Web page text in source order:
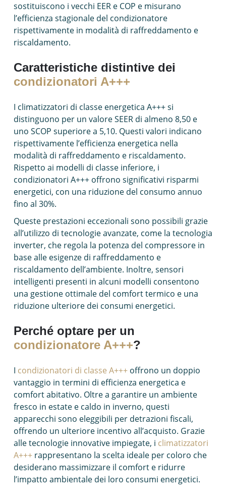
sostituiscono i vecchi EER e COP e misurano
l’efficienza stagionale del condizionatore
rispettivamente in modalità di raffreddamento e
riscaldamento.
Caratteristiche distintive dei
condizionatori A+++
I climatizzatori di classe energetica A+++ si
distinguono per un valore SEER di almeno 8,50 e
uno SCOP superiore a 5,10. Questi valori indicano
rispettivamente l’efficienza energetica nella
modalità di raffreddamento e riscaldamento.
Rispetto ai modelli di classe inferiore, i
condizionatori A+++ offrono significativi risparmi
energetici, con una riduzione del consumo annuo
fino al 30%.
Queste prestazioni eccezionali sono possibili grazie
all’utilizzo di tecnologie avanzate, come la tecnologia
inverter, che regola la potenza del compressore in
base alle esigenze di raffreddamento e
riscaldamento dell’ambiente. Inoltre, sensori
intelligenti presenti in alcuni modelli consentono
una gestione ottimale del comfort termico e una
riduzione ulteriore dei consumi energetici.
Perché optare per un
condizionatore A+++?
I condizionatori di classe A+++offrono un doppio
vantaggio in termini di efficienza energetica e
comfort abitativo. Oltre a garantire un ambiente
fresco in estate e caldo in inverno, questi
apparecchi sono eleggibili per detrazioni fiscali,
offrendo un ulteriore incentivo all’acquisto. Grazie
alle tecnologie innovative impiegate, i climatizzatori
A+++rappresentano la scelta ideale per coloro che
desiderano massimizzare il comfort e ridurre
l’impatto ambientale dei loro consumi energetici.